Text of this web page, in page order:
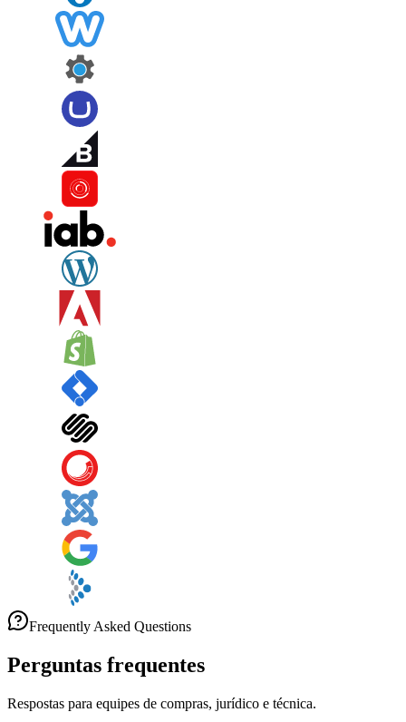
Frequently Asked Questions
Perguntas frequentes
Respostas para equipes de compras, jurídico e técnica.